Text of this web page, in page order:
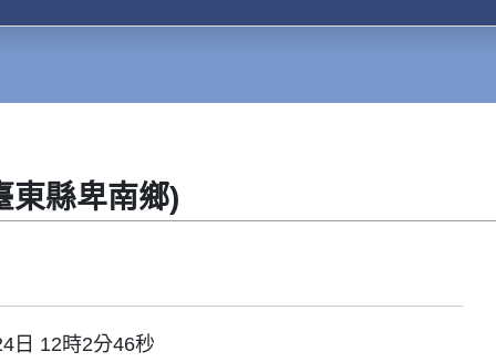
東縣卑南鄉)
日 12時2分46秒